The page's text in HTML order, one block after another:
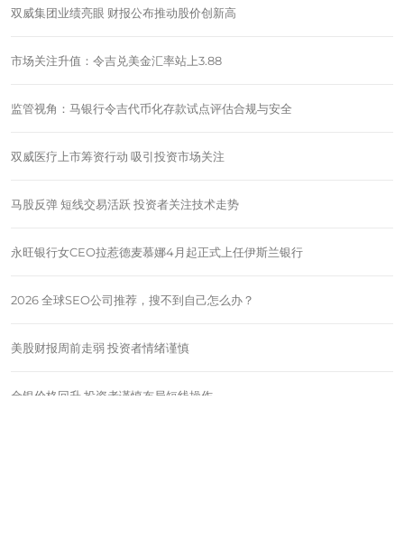
双威集团业绩亮眼 财报公布推动股价创新高
市场关注升值：令吉兑美金汇率站上3.88
监管视角：马银行令吉代币化存款试点评估合规与安全
双威医疗上市筹资行动 吸引投资市场关注
马股反弹 短线交易活跃 投资者关注技术走势
永旺银行女CEO拉惹德麦慕娜4月起正式上任伊斯兰银行
2026 全球SEO公司推荐，搜不到自己怎么办？
美股财报周前走弱 投资者情绪谨慎
金银价格回升 投资者谨慎布局短线操作